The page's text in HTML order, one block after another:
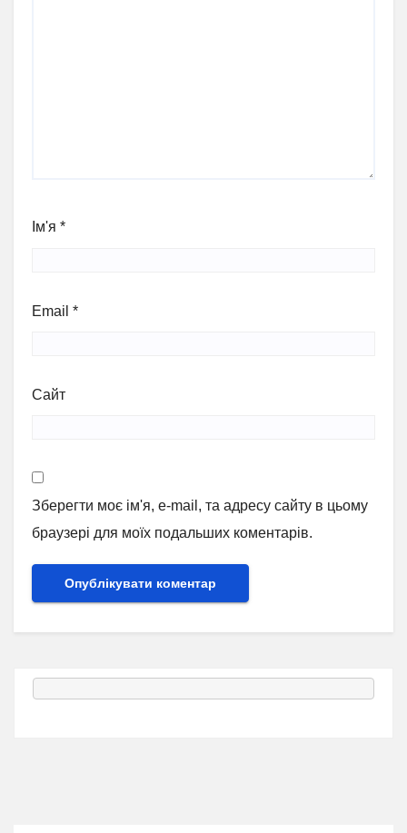
Ім'я *
Email *
Сайт
Зберегти моє ім'я, e-mail, та адресу сайту в цьому
браузері для моїх подальших коментарів.